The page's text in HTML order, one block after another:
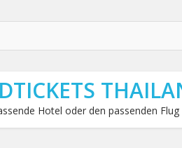
Hotel oder den passenden Flug